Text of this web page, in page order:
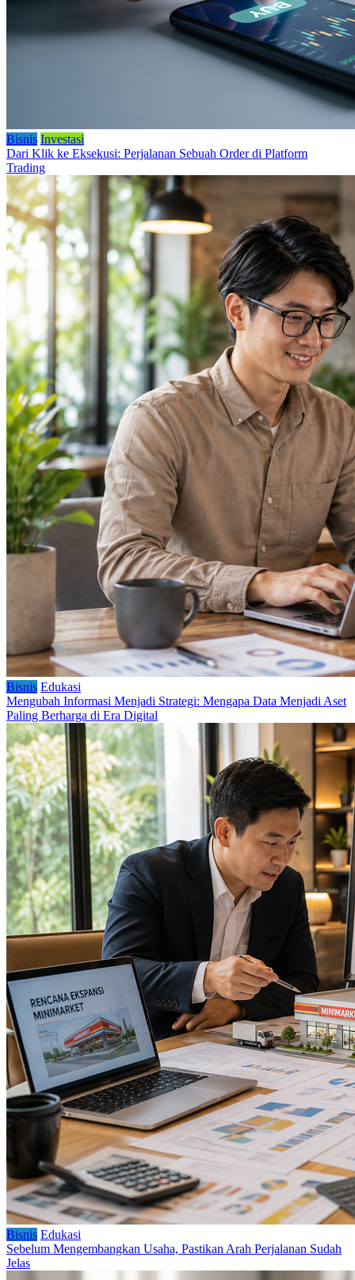
Bisnis Investasi
Dari Klik ke Eksekusi: Perjalanan Sebuah Order di Platform
Trading
Bisnis Edukasi
Mengubah Informasi Menjadi Strategi: Mengapa Data Menjadi Aset
Paling Berharga di Era Digital
Bisnis Edukasi
Sebelum Mengembangkan Usaha, Pastikan Arah Perjalanan Sudah
Jelas